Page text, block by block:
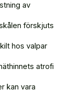
av
förskjuts
hos valpar
atrofi
kan vara